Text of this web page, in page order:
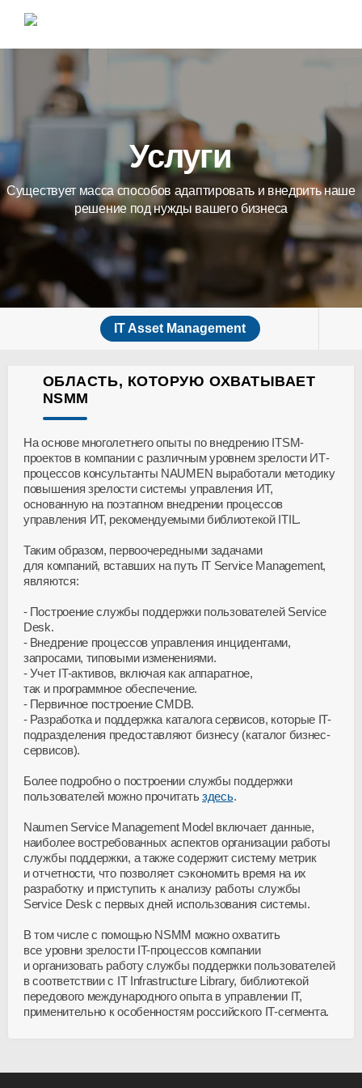
Услуги
Существует масса способов адаптировать и внедрить наше
решение под нужды вашего бизнеса
IT Asset Management
ОБЛАСТЬ, КОТОРУЮ ОХВАТЫВАЕТ
NSMM
На основе многолетнего опыты по внедрению ITSM-
проектов в компании с различным уровнем зрелости ИТ-
процессов консультанты NAUMEN выработали методику
повышения зрелости системы управления ИТ,
основанную на поэтапном внедрении процессов
управления ИТ, рекомендуемыми библиотекой ITIL.
Таким образом, первоочередными задачами
для компаний, вставших на путь IT Service Management,
являются:
Построение службы поддержки пользователей Service
Desk.
Внедрение процессов управления инцидентами,
запросами, типовыми изменениями.
Учет IT-активов, включая как аппаратное,
так и программное обеспечение.
Первичное построение CMDB.
Разработка и поддержка каталога сервисов, которые IT-
подразделения предоставляют бизнесу (каталог бизнес-
сервисов).
Более подробно о построении службы поддержки
пользователей можно прочитатьздесь.
Naumen Service Management Model включает данные,
наиболее востребованных аспектов организации работы
службы поддержки, а также содержит систему метрик
и отчетности, что позволяет сэкономить время на их
разработку и приступить к анализу работы службы
Service Desk с первых дней использования системы.
В том числе с помощью NSMM можно охватить
все уровни зрелости IT-процессов компании
и организовать работу службы поддержки пользователей
в соответствии с IT Infrastructure Library, библиотекой
передового международного опыта в управлении IT,
применительно к особенностям российского IT-сегмента.